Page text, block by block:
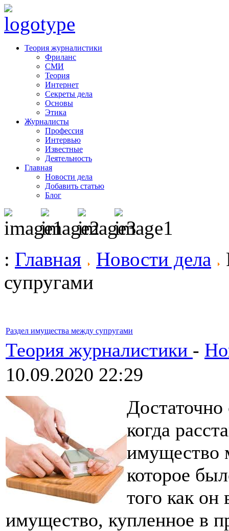
Теория журналистики
Фриланс
СМИ
Теория
Интернет
Секреты дела
Основы
Этика
Журналисты
Профессия
Интервью
Известные
Деятельность
Главная
Новости дела
Добавить статью
Блог
: Главная Новости дела
супругами
Раздел имущества между супругами
Теория журналистики -
10.09.2020 22:29
когда
имущество
которое
того как он
имущество, купленное в